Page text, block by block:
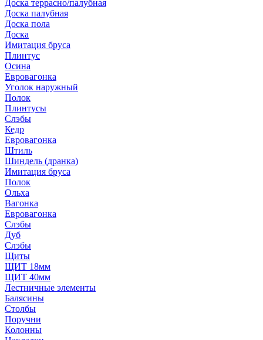
Доска террасно/палубная
Доска палубная
Доска пола
Доска
Имитация бруса
Плинтус
Осина
Евровагонка
Уголок наружный
Полок
Плинтусы
Слэбы
Кедр
Евровагонка
Штиль
Шиндель (дранка)
Имитация бруса
Полок
Ольха
Вагонка
Евровагонка
Слэбы
Дуб
Слэбы
Щиты
ЩИТ 18мм
ЩИТ 40мм
Лестничные элементы
Балясины
Столбы
Поручни
Колонны